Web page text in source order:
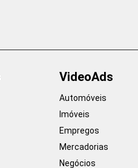
VideoAds
Automóveis
Imóveis
Empregos
Mercadorias
Negócios